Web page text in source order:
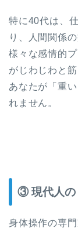
特に40代は、
り、人間関係
様々な感情的
がじわじわと
あなたが「重
れません。
③ 現代人の
身体操作の専